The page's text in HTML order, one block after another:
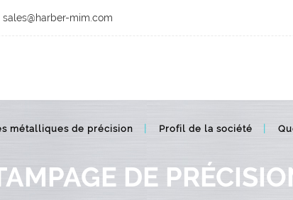
sales@harber-mim.com
métalliques de précision Profil de la société
DE